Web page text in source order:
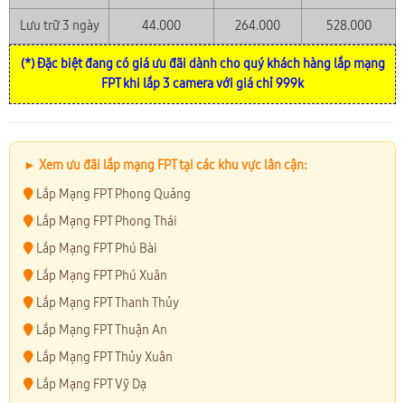
Lưu trữ 3 ngày 44.000 264.000 528.000
(*) Đặc biệt đang có giá ưu đãi dành cho quý khách hàng lắp mạng
FPT khi lắp 3 camera với giá chỉ 999k
► Xem ưu đãi lắp mạng FPT tại các khu vực lân cận:
Lắp Mạng FPT Phong Quảng
Lắp Mạng FPT Phong Thái
Lắp Mạng FPT Phú Bài
Lắp Mạng FPT Phú Xuân
Lắp Mạng FPT Thanh Thủy
Lắp Mạng FPT Thuận An
Lắp Mạng FPT Thủy Xuân
Lắp Mạng FPT Vỹ Dạ